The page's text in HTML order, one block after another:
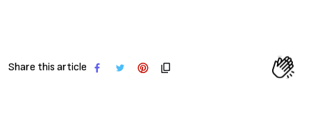
Share this article